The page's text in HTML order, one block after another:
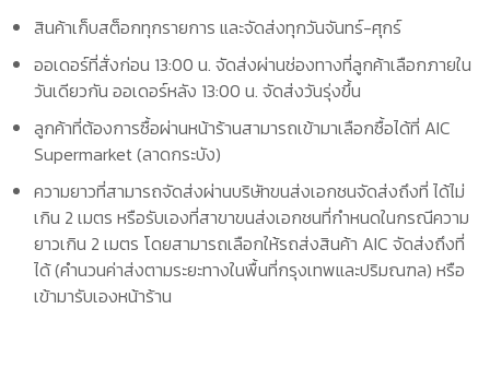
สินค้าเก็บสต็อกทุกรายการ และจัดส่งทุกวันจันทร์-ศุกร์
ออเดอร์ที่สั่งก่อน 13:00 น. จัดส่งผ่านช่องทางที่ลูกค้าเลือกภายใน
วันเดียวกัน ออเดอร์หลัง 13:00 น. จัดส่งวันรุ่งขึ้น
ลูกค้าที่ต้องการซื้อผ่านหน้าร้านสามารถเข้ามาเลือกซื้อได้ที่ AIC
Supermarket (ลาดกระบัง)
ความยาวที่สามารถจัดส่งผ่านบริษัทขนส่งเอกชนจัดส่งถึงที่ ได้ไม่
เกิน 2 เมตร หรือรับเองที่สาขาขนส่งเอกชนที่กำหนดในกรณีความ
ยาวเกิน 2 เมตร โดยสามารถเลือกให้รถส่งสินค้า AIC จัดส่งถึงที่
ได้ (คำนวนค่าส่งตามระยะทางในพื้นที่กรุงเทพและปริมณฑล) หรือ
เข้ามารับเองหน้าร้าน